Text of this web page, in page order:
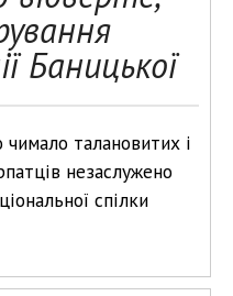
Баницької
талановитих і
незаслужено
спілки